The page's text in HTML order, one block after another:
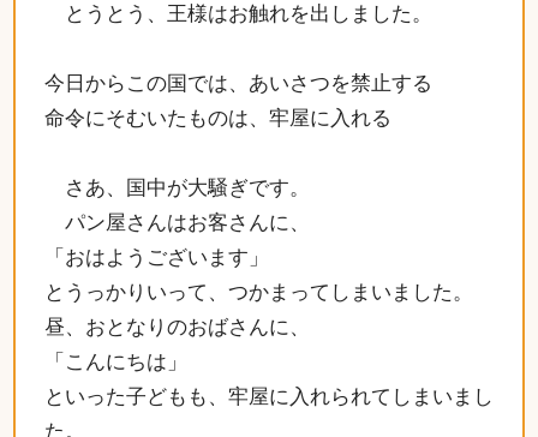
とうとう、王様はお触れを出しました。
今日からこの国では、あいさつを禁止する
命令にそむいたものは、牢屋に入れる
さあ、国中が大騒ぎです。
パン屋さんはお客さんに、
「おはようございます」
とうっかりいって、つかまってしまいました。
昼、おとなりのおばさんに、
「こんにちは」
といった子どもも、牢屋に入れられてしまいまし
た。